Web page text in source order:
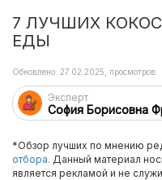
7 ЛУЧШИХ
ЕДЫ
Эксперт
София Борисовна
Обновлено: 27.02.2025, просмотров:
*Обзор лучших по мнению
отбора. Данный материал
является рекламой и не